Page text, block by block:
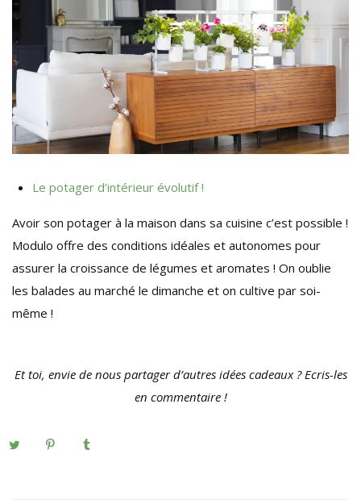
Le potager d’intérieur évolutif !
Avoir son potager à la maison dans sa cuisine c’est possible !
Modulo offre des conditions idéales et autonomes pour
assurer la croissance de légumes et aromates ! On oublie
les balades au marché le dimanche et on cultive par soi-
même !
Et toi, envie de nous partager d’autres idées cadeaux ? Ecris-les
en commentaire !